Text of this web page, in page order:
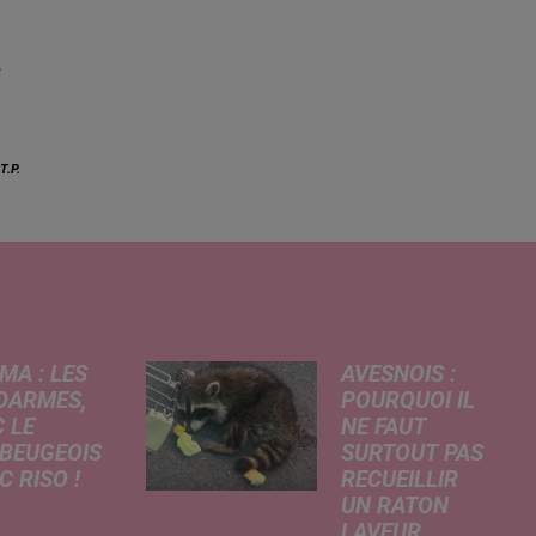
: LES
LE
RISO !
AVESNOIS :
POURQUOI IL
NE FAUT
SURTOUT PAS
RECUEILLIR
UN RATON